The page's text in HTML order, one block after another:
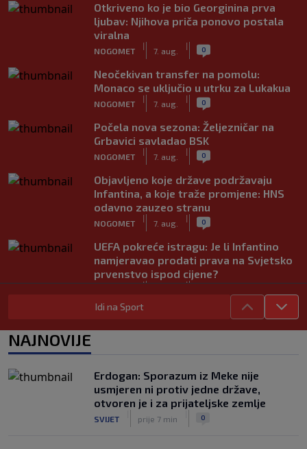
Otkriveno ko je bio Georginina prva
ljubav: Njihova priča ponovo postala
viralna
NOGOMET
|
7. aug.
| 0
Neočekivan transfer na pomolu:
Monaco se uključio u utrku za Lukakua
NOGOMET
|
7. aug.
| 0
Počela nova sezona: Željezničar na
Grbavici savladao BSK
NOGOMET
|
7. aug.
| 0
Objavljeno koje države podržavaju
Infantina, a koje traže promjene: HNS
odavno zauzeo stranu
NOGOMET
|
7. aug.
| 0
UEFA pokreće istragu: Je li Infantino
namjeravao prodati prava na Svjetsko
prvenstvo ispod cijene?
| |
Francuzi ne podržavaju Infantina, ali ga
poručuju: Ako treba, neka bude bojkot
NOGOMET
|
7. aug.
| 0
Idi na Sport
NAJNOVIJE
Erdogan: Sporazum iz Meke nije
usmjeren ni protiv jedne države,
otvoren je i za prijateljske zemlje
SVIJET prije 7 min 0